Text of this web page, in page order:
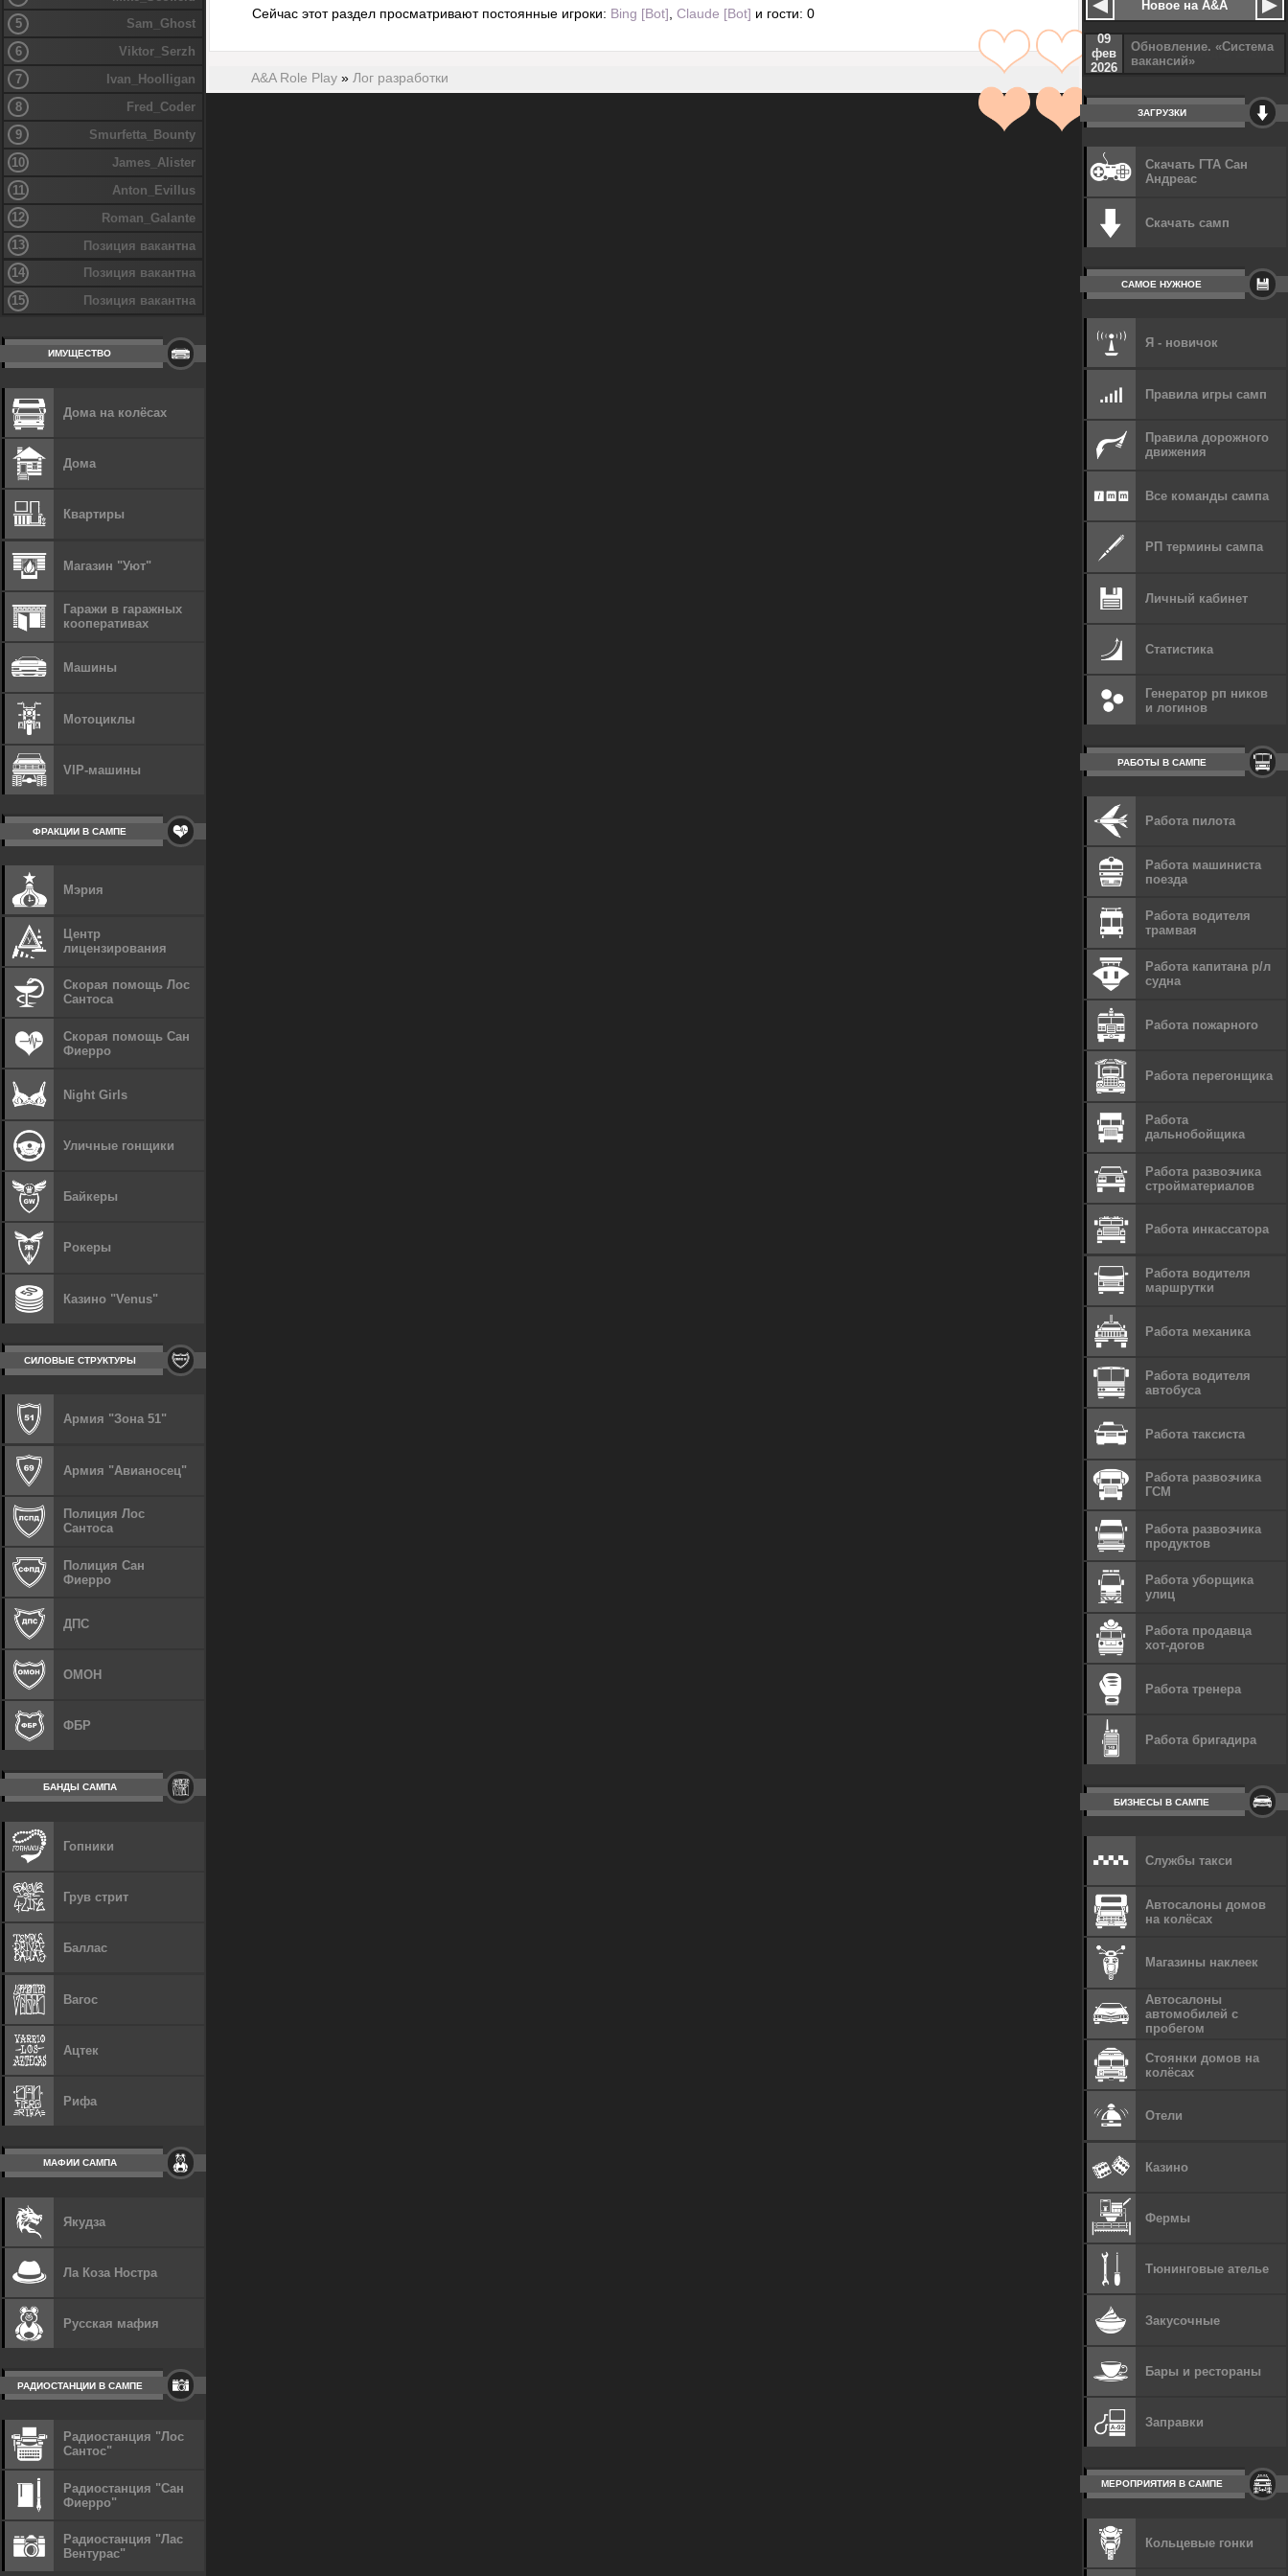
Сейчас этот раздел просматривают постоянные игроки: Bing [Bot] ,Claude [Bot] и гости: 0
A&A Role Play »Лог разработки
5
Sam_Ghost
6
Viktor_Serzh
7
Ivan_Hoolligan
8
Fred_Coder
9
Smurfetta_Bounty
10
James_Alister
11
Anton_Evillus
12
Roman_Galante
13
Позиция вакантна
14
Позиция вакантна
15
Позиция вакантна
ИМУЩЕСТВО
Дома на колёсах
Дома
Квартиры
Магазин "Уют"
Гаражи в гаражных
кооперативах
Машины
Мотоциклы
VIP-машины
ФРАКЦИИ В САМПЕ
Мэрия
Центр
лицензирования
Скорая помощь Лос
Сантоса
Скорая помощь Сан
Фиерро
Night Girls
Уличные гонщики
Байкеры
Рокеры
Казино "Venus"
СИЛОВЫЕ СТРУКТУРЫ
Армия "Зона 51"
Армия "Авианосец"
Полиция Лос
Сантоса
Полиция Сан
Фиерро
ДПС
ОМОН
ФБР
БАНДЫ САМПА
Гопники
Грув стрит
Баллас
Вагос
Ацтек
Рифа
МАФИИ САМПА
Якудза
Ла Коза Ностра
Русская мафия
РАДИОСТАНЦИИ В САМПЕ
Радиостанция "Лос
Сантос"
Радиостанция "Сан
Фиерро"
Радиостанция "Лас
Вентурас"
Новое на A&A
09
фев
2026
Обновление. «Система
вакансий»
ЗАГРУЗКИ
Скачать ГТА Сан
Андреас
Скачать самп
САМОЕ НУЖНОЕ
Я - новичок
Правила игры самп
Правила дорожного
движения
Все команды сампа
РП термины сампа
Личный кабинет
Статистика
Генератор рп ников
и логинов
РАБОТЫ В САМПЕ
Работа пилота
Работа машиниста
поезда
Работа водителя
трамвая
Работа капитана р/л
судна
Работа пожарного
Работа перегонщика
Работа
дальнобойщика
Работа развозчика
стройматериалов
Работа инкассатора
Работа водителя
маршрутки
Работа механика
Работа водителя
автобуса
Работа таксиста
Работа развозчика
ГСМ
Работа развозчика
продуктов
Работа уборщика
улиц
Работа продавца
хот-догов
Работа тренера
Работа бригадира
БИЗНЕСЫ В САМПЕ
Службы такси
Автосалоны домов
на колёсах
Магазины наклеек
Автосалоны
автомобилей с
пробегом
Стоянки домов на
колёсах
Отели
Казино
Фермы
Тюнинговые ателье
Закусочные
Бары и рестораны
Заправки
МЕРОПРИЯТИЯ В САМПЕ
Кольцевые гонки